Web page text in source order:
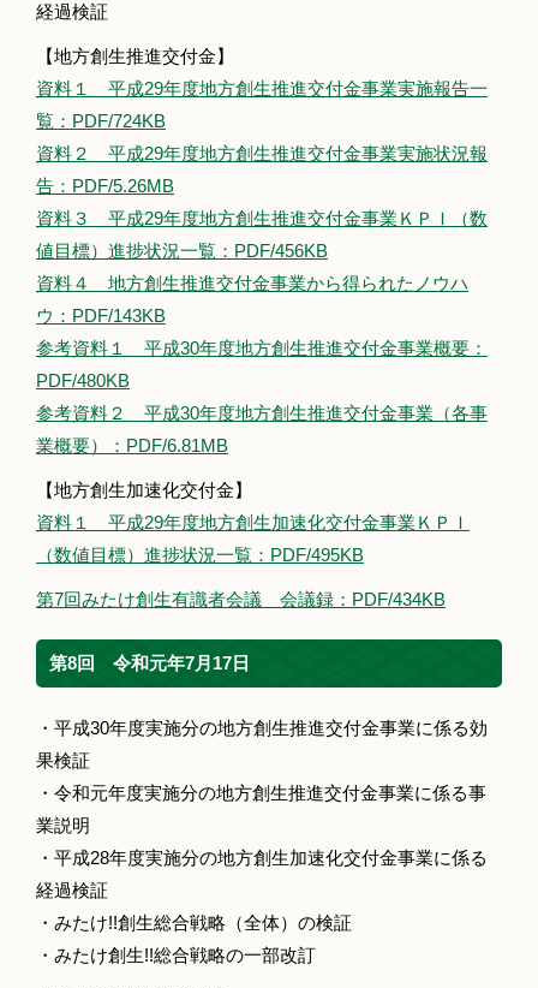
経過検証
【地方創生推進交付金】
資料１ 平成29年度地方創生推進交付金事業実施報告一
覧：PDF/724KB
資料２ 平成29年度地方創生推進交付金事業実施状況報
告：PDF/5.26MB
資料３ 平成29年度地方創生推進交付金事業ＫＰＩ（数
値目標）進捗状況一覧：PDF/456KB
資料４ 地方創生推進交付金事業から得られたノウハ
ウ：PDF/143KB
参考資料１ 平成30年度地方創生推進交付金事業概要：
PDF/480KB
参考資料２ 平成30年度地方創生推進交付金事業（各事
業概要）：PDF/6.81MB
【地方創生加速化交付金】
資料１ 平成29年度地方創生加速化交付金事業ＫＰＩ
（数値目標）進捗状況一覧：PDF/495KB
第7回みたけ創生有識者会議 会議録：PDF/434KB
第8回 令和元年7月17日
・平成30年度実施分の地方創生推進交付金事業に係る効
果検証
・令和元年度実施分の地方創生推進交付金事業に係る事
業説明
・平成28年度実施分の地方創生加速化交付金事業に係る
経過検証
・みたけ!!創生総合戦略（全体）の検証
・みたけ創生!!総合戦略の一部改訂